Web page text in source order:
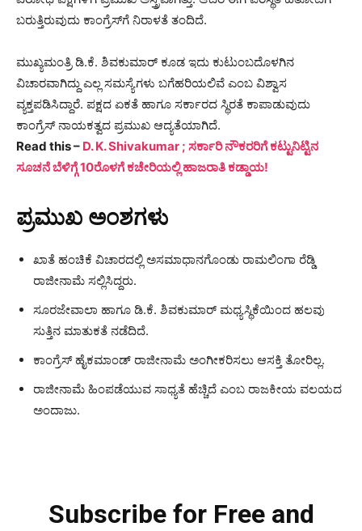
ಬರುತ್ತಿರುವುದು ಕಾಂಗ್ರೆಸ್‌ಗೆ ನಿರಾಳತೆ ತಂದಿದೆ.
ಮುಖ್ಯಮಂತ್ರಿ ಡಿ.ಕೆ. ಶಿವಕುಮಾರ್ ಕೂಡ ಇದು ಕುಟುಂಬದೊಳಗಿನ
ವಿಚಾರವಾಗಿದ್ದು ಎಲ್ಲ ಸಮಸ್ಯೆಗಳು ಬಗೆಹರಿಯಲಿವೆ ಎಂಬ ವಿಶ್ವಾಸ
ವ್ಯಕ್ತಪಡಿಸಿದ್ದಾರೆ. ಪಕ್ಷದ ಏಕತೆ ಹಾಗೂ ಸರ್ಕಾರದ ಸ್ಥಿರತೆ ಕಾಪಾಡುವುದು
ಕಾಂಗ್ರೆಸ್ ನಾಯಕತ್ವದ ಪ್ರಮುಖ ಆದ್ಯತೆಯಾಗಿದೆ.
Read this – D. K. Shivakumar ; ಸರ್ಕಾರಿ ನೌಕರರಿಗೆ ಕಟ್ಟುನಿಟ್ಟಿನ
ಸೂಚನೆ ಬೆಳಿಗ್ಗೆ 10ರೊಳಗೆ ಕಚೇರಿಯಲ್ಲಿ ಹಾಜರಾತಿ ಕಡ್ಡಾಯ!
ಪ್ರಮುಖ ಅಂಶಗಳು
ಖಾತೆ ಹಂಚಿಕೆ ವಿಚಾರದಲ್ಲಿ ಅಸಮಾಧಾನಗೊಂಡು ರಾಮಲಿಂಗಾ ರೆಡ್ಡಿ
ರಾಜೀನಾಮೆ ಸಲ್ಲಿಸಿದ್ದರು.
ಸೂರಜೇವಾಲಾ ಹಾಗೂ ಡಿ.ಕೆ. ಶಿವಕುಮಾರ್ ಮಧ್ಯಸ್ಥಿಕೆಯಿಂದ ಹಲವು
ಸುತ್ತಿನ ಮಾತುಕತೆ ನಡೆದಿದೆ.
ಕಾಂಗ್ರೆಸ್ ಹೈಕಮಾಂಡ್ ರಾಜೀನಾಮೆ ಅಂಗೀಕರಿಸಲು ಆಸಕ್ತಿ ತೋರಿಲ್ಲ.
ರಾಜೀನಾಮೆ ಹಿಂಪಡೆಯುವ ಸಾಧ್ಯತೆ ಹೆಚ್ಚಿದೆ ಎಂಬ ರಾಜಕೀಯ ವಲಯದ
ಅಂದಾಜು.
Subscribe for Free and